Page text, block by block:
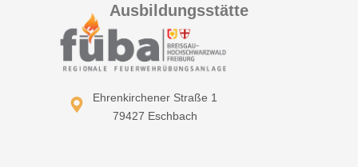
Ausbildungsstätte
Ehrenkirchener Straße 1
79427 Eschbach